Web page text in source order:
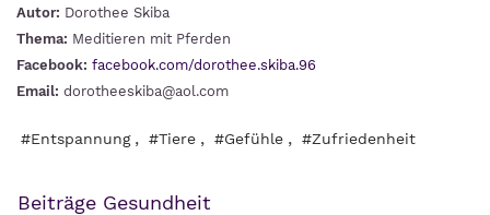
Autor: Dorothee Skiba
Thema: Meditieren mit Pferden
Facebook: facebook.com/dorothee.skiba.96
Email: dorotheeskiba@aol.com
#Entspannung , #Tiere , #Gefühle , #Zufriedenheit
Beiträge Gesundheit